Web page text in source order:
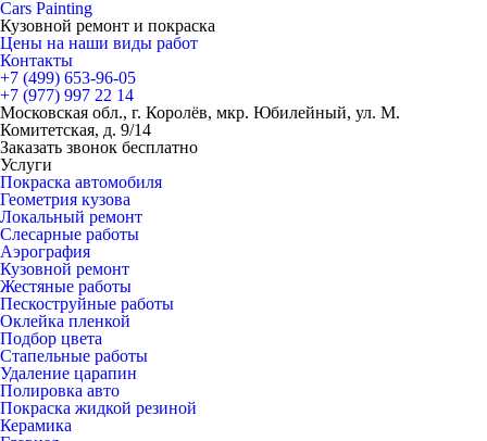
Cars Painting
Кузовной ремонт и покраска
Цены на наши виды работ
Контакты
+7 (499) 653-96-05
+7 (977) 997 22 14
Московская обл., г. Королёв, мкр. Юбилейный, ул. М.
Комитетская, д. 9/14
Заказать звонок бесплатно
Услуги
Покраска автомобиля
Геометрия кузова
Локальный ремонт
Слесарные работы
Аэрография
Кузовной ремонт
Жестяные работы
Пескоструйные работы
Оклейка пленкой
Подбор цвета
Стапельные работы
Удаление царапин
Полировка авто
Покраска жидкой резиной
Керамика